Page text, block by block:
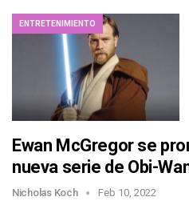
ENTRETENIMIENTO
Ewan McGregor se
nueva serie de Obi-
Nicholas Koch Feb 10, 2022